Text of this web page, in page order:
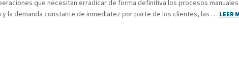
que necesitan erradicar de forma definitiva los procesos
la demanda constante de inmediatez por parte de los clientes, las … LEER